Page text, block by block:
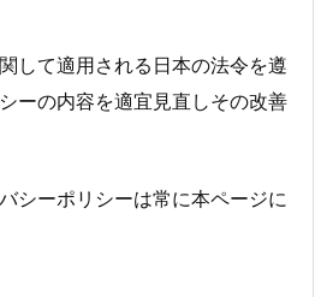
して適用される日本の法令を遵
ーの内容を適宜見直しその改善
シーポリシーは常に本ページに